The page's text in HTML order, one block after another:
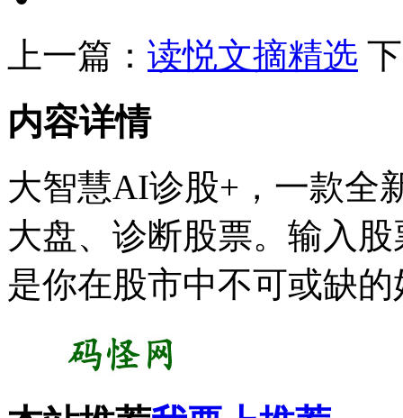
上一篇： 读悦文摘精选
内容详情
大智慧AI诊股+，一款全
大盘、诊断股票。输入
是你在股市中不可或缺